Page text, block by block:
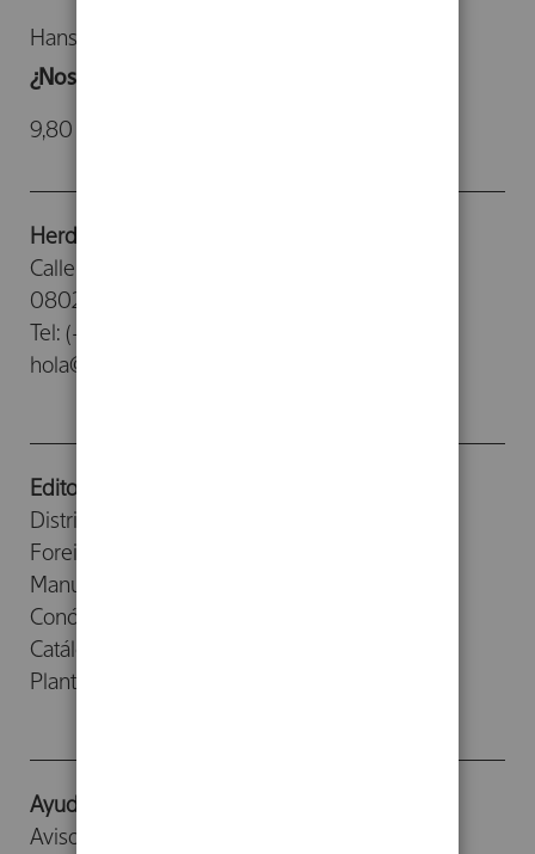
Hans Urs von Balthasar
¿Nos conoce Jesús? ¿Lo conocemos?
9,80 €
Herder Editorial
Calle Provenza, 388
08025 - Barcelona
Tel: (+34) 93 476 26 26
hola@herdereditorial.com
Editorial
Distribuidores
Foreign Rights
Manuscritos
Conócenos
Catálogos
Planta Baja
Ayuda
Aviso legal